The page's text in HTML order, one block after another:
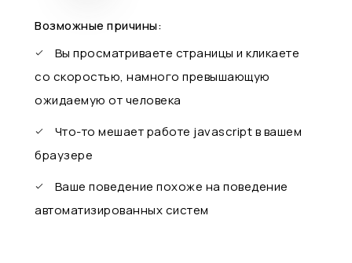
Возможные причины:
Вы просматриваете страницы и кликаете
со скоростью, намного превышающую
ожидаемую от человека
Что-то мешает работе javascript в вашем
браузере
Ваше поведение похоже на поведение
автоматизированных систем